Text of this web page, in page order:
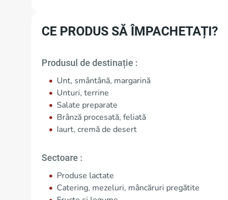
CE PRODUS SĂ ÎMPACHETAȚI?
Produsul de destinație :
Unt, smântână, margarină
Unturi, terrine
Salate preparate
Brânză procesată, feliată
Iaurt, cremă de desert
Sectoare :
Produse lactate
Catering, mezeluri, mâncăruri pregătite